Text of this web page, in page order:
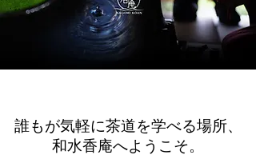
​誰もが気軽に茶道を学べる場所、
和水香庵へようこそ。